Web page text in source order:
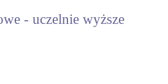
- uczelnie wyższe